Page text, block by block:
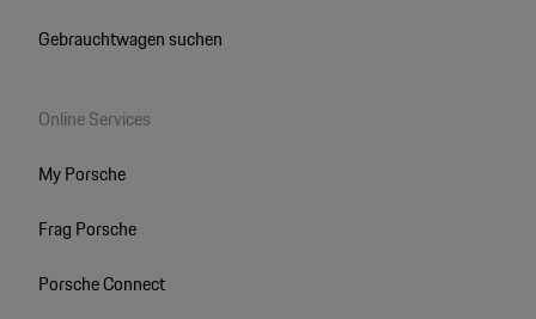
Gebrauchtwagen suchen
Online Services
My Porsche
Frag Porsche
Porsche Connect